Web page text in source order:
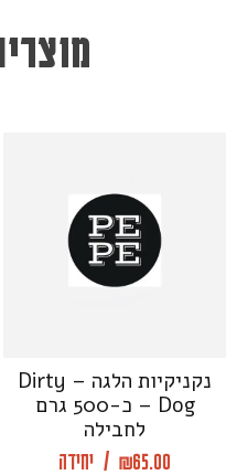
נקניקיות הלגה – Dirty
Dog – כ-500 גרם
לחבילה
₪65.00
/ יחידה